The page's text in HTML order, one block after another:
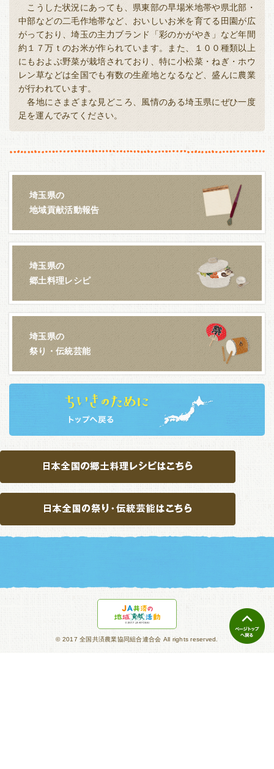
こうした状況にあっても、県東部の早場米地帯や県北部・
中部などの二毛作地帯など、おいしいお米を育てる田園が広
がっており、埼玉の主力ブランド「彩のかがやき」など年間
約１７万ｔのお米が作られています。また、１００種類以上
にもおよぶ野菜が栽培されており、特に小松菜・ねぎ・ホウ
レン草などは全国でも有数の生産地となるなど、盛んに農業
が行われています。
各地にさまざまな見どころ、風情のある埼玉県にぜひ一度
足を運んでみてください。
埼玉県の
地域貢献活動報告
埼玉県の
郷土料理レシピ
埼玉県の
祭り・伝統芸能
© 2017 全国共済農業協同組合連合会 All rights reserved.